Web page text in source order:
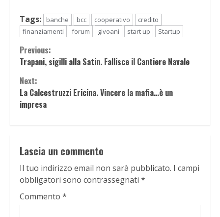
Tags: banche bcc cooperativo
credito
finanziamenti
forum givoani start up Startup
Continue
Reading
Previous:
Trapani, sigilli alla Satin. Fallisce il Cantiere Navale
Next:
La Calcestruzzi Ericina. Vincere la mafia…è un
impresa
Lascia un commento
Il tuo indirizzo email non sarà pubblicato. I campi
obbligatori sono contrassegnati *
Commento *